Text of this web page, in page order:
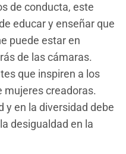
de conducta, este
educar y enseñar que
puede estar en
de las cámaras.
que inspiren a los
mujeres creadoras.
y en la diversidad debe
desigualdad en la